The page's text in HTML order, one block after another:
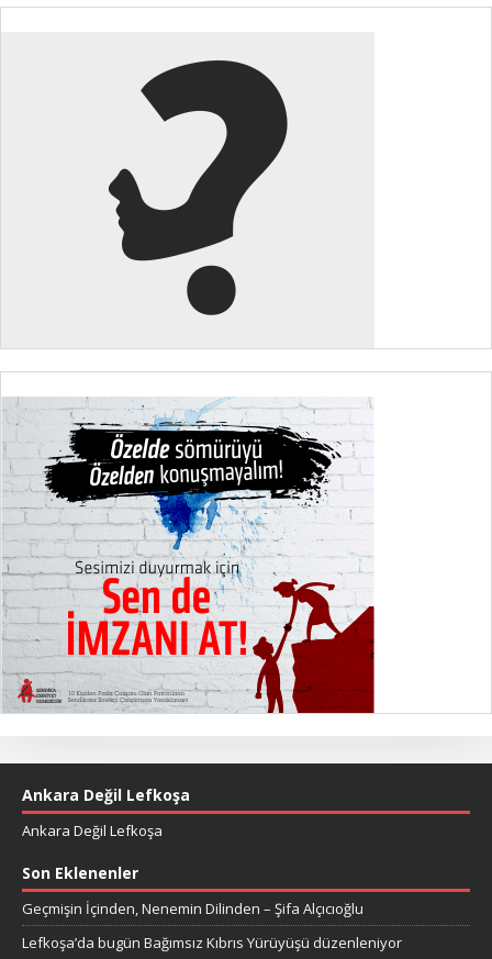
Ankara Değil Lefkoşa
Ankara Değil Lefkoşa
Son Eklenenler
Geçmişin İçinden, Nenemin Dilinden – Şifa Alçıcıoğlu
Lefkoşa’da bugün Bağımsız Kıbrıs Yürüyüşü düzenleniyor